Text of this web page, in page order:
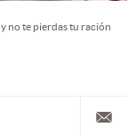
y no te pierdas tu ración